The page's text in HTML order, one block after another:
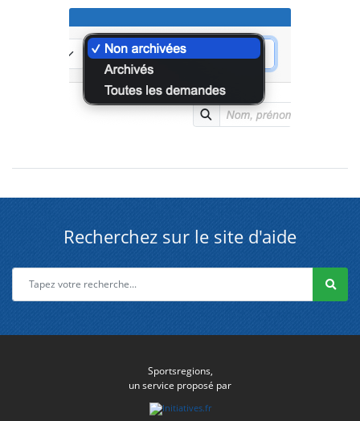
Recherchez sur le site d'aide
Sportsregions,
un service proposé par